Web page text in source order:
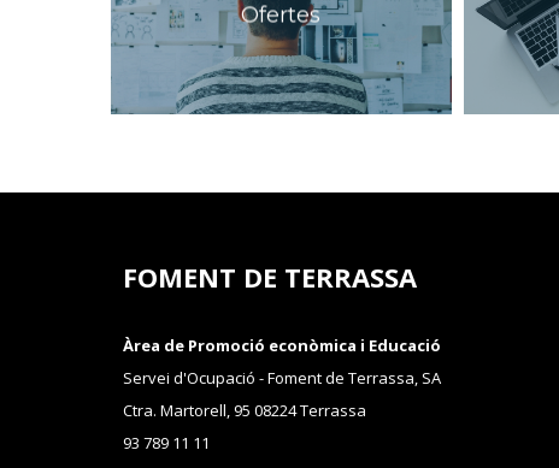
Ofertes
FOMENT DE TERRASSA
Àrea de Promoció econòmica i Educació
Servei d'Ocupació - Foment de Terrassa, SA
Ctra. Martorell, 95 08224 Terrassa
93 789 11 11